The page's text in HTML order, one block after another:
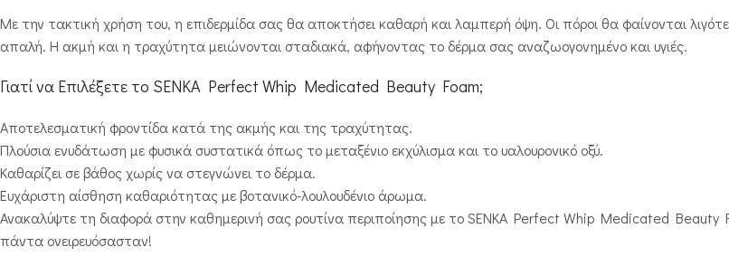
Με την τακτική χρήση του, η επιδερμίδα σας θα αποκτήσει καθαρή και λαμπερή όψη. Οι πόροι θα φαίνονται
απαλή. Η ακμή και η τραχύτητα μειώνονται σταδιακά, αφήνοντας το δέρμα σας αναζωογονημένο και υγιές.
Γιατί να Επιλέξετε το SENKA Perfect Whip Medicated Beauty Foam;
Αποτελεσματική φροντίδα κατά της ακμής και της τραχύτητας.
Πλούσια ενυδάτωση με φυσικά συστατικά όπως το μεταξένιο εκχύλισμα και το υαλουρονικό οξύ.
Καθαρίζει σε βάθος χωρίς να στεγνώνει το δέρμα.
Ευχάριστη αίσθηση καθαριότητας με βοτανικό-λουλουδένιο άρωμα.
Ανακαλύψτε τη διαφορά στην καθημερινή σας ρουτίνα περιποίησης με το SENKA Perfect Whip Medicated
πάντα ονειρευόσασταν!